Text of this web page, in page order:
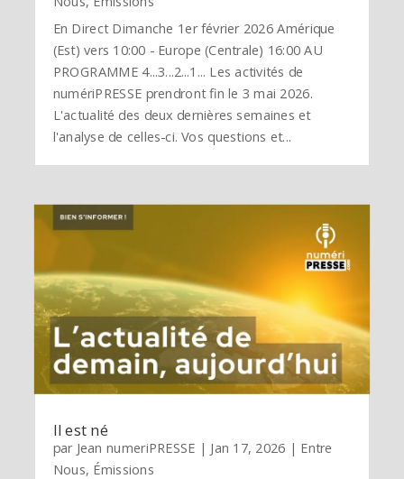
En Direct Dimanche 1er février 2026 Amérique
(Est) vers 10:00 - Europe (Centrale) 16:00 AU
PROGRAMME 4...3...2...1... Les activités de
numériPRESSE prendront fin le 3 mai 2026.
L'actualité des deux dernières semaines et
l'analyse de celles-ci. Vos questions et...
Il est né
par Jean numeriPRESSE | Jan 17, 2026 | Entre
Nous, Émissions